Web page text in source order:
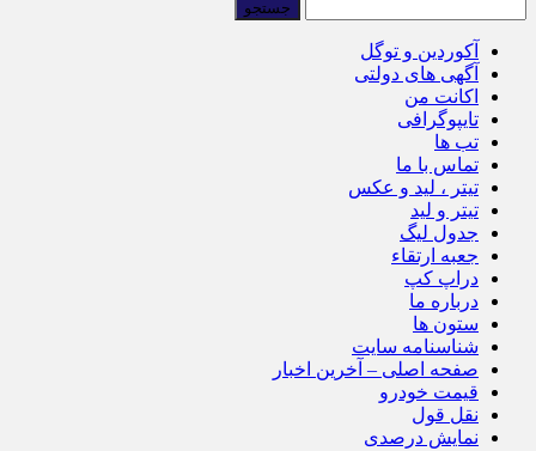
آکوردین و توگل
آگهی های دولتی
اکانت من
تایپوگرافی
تب ها
تماس با ما
تیتر ، لید و عکس
تیتر و لید
جدول لیگ
جعبه ارتقاء
دراپ کپ
درباره ما
ستون ها
شناسنامه سایت
صفحه اصلی – آخرین اخبار
قیمت خودرو
نقل قول
نمایش درصدی